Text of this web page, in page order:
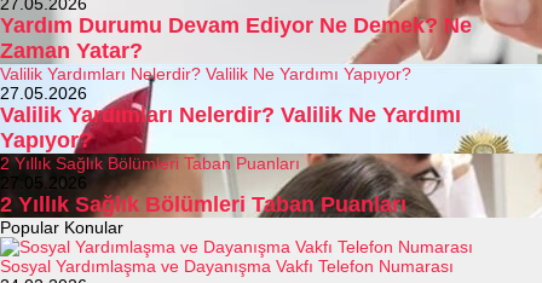
Yardım Durumu Devam Ediyor Ne Demek? Ne
Zaman Yatar?
Valilik Yardımları Nelerdir? Valilik Ne Yardımı Yapıyor?
27.05.2026
Valilik Yardımları Nelerdir? Valilik Ne Yardımı
Yapıyor?
2 Yıllık Sağlık Bölümleri Taban Puanları
27.05.2026
2 Yıllık Sağlık Bölümleri Taban Puanları
Popular Konular
Sosyal Yardımlaşma ve Dayanışma Vakfı Telefon Numarası